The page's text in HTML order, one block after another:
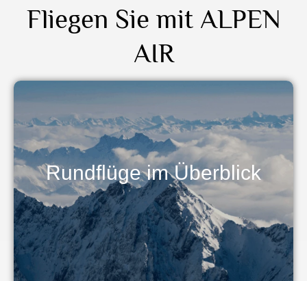
Fliegen Sie mit ALPEN
AIR
Rundflüge im Überblick